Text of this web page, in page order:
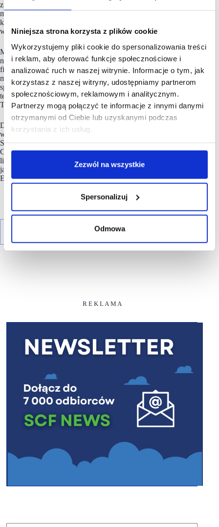
Niniejsza strona korzysta z plików cookie
Wykorzystujemy pliki cookie do spersonalizowania treści
i reklam, aby oferować funkcje społecznościowe i
analizować ruch w naszej witrynie. Informacje o tym, jak
korzystasz z naszej witryny, udostępniamy partnerom
społecznościowym, reklamowym i analitycznym.
Partnerzy mogą połączyć te informacje z innymi danymi
otrzymanymi od Ciebie lub uzyskanymi podczas
korzystania z ich usług.
Zezwól na wszystkie
Spersonalizuj
Odmowa
z najważniejszych projektów ostatnich lat była kompleksowa
modernizacja kina w centrum handlowym G City Targówek,
które stało się pierwszym kinem w Polsce wyposażonym
w fotele Ultra LUX.
Multikino to więcej niż tradycyjne kino. Sieć oferuje
nie tylko największe i najbardziej oczekiwane premiery
filmowe, lecz także koncerty światowych artystów, nocne
maratony filmowe, transmisje najważniejszych wydarzeń
sportowych oraz retransmisje oper, baletu i spektakli
teatralnych, w tym produkcji realizowanych przez National
Theatre.
Działalność Multikina
była wielokrotnie doceniana
w prestiżowych konkursach branżowych i wizerunkowych.
Sieć jest laureatem nagród Superbrands oraz Superbrands
Created in Poland. Od wielu lat Multikino utrzymuje pozycję
lidera w obszarze Event Cinema zarówno na rynku polskim,
jak i europejskim, co potwierdza m.in. europejska nagroda
ECA Awards.
R E K L A M A